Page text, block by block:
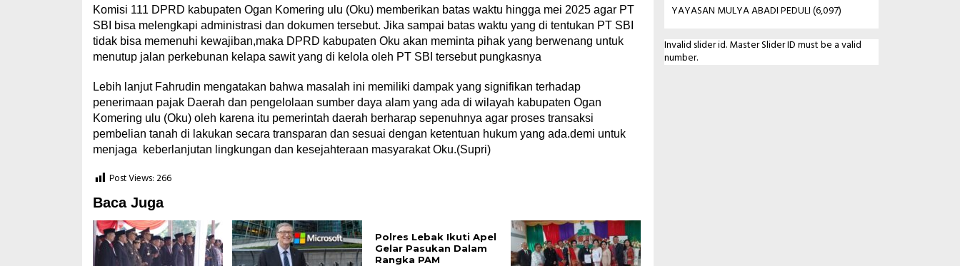
Komisi 111 DPRD kabupaten Ogan Komering ulu (Oku) memberikan batas waktu hingga mei 2025 agar PT
SBI bisa melengkapi administrasi dan dokumen tersebut. Jika sampai batas waktu yang di tentukan PT SBI
tidak bisa memenuhi kewajiban,maka DPRD kabupaten Oku akan meminta pihak yang berwenang untuk
menutup jalan perkebunan kelapa sawit yang di kelola oleh PT SBI tersebut pungkasnya
Lebih lanjut Fahrudin mengatakan bahwa masalah ini memiliki dampak yang signifikan terhadap
penerimaan pajak Daerah dan pengelolaan sumber daya alam yang ada di wilayah kabupaten Ogan
Komering ulu (Oku) oleh karena itu pemerintah daerah berharap sepenuhnya agar proses transaksi
pembelian tanah di lakukan secara transparan dan sesuai dengan ketentuan hukum yang ada.demi untuk
menjaga keberlanjutan lingkungan dan kesejahteraan masyarakat Oku.(Supri)
Post Views:266
Baca Juga
Polres Lebak Ikuti Apel
Gelar Pasukan Dalam
Rangka PAM
YAYASAN MULYA ABADI PEDULI(6,097)
Invalid slider id. Master Slider ID must be a valid
number.